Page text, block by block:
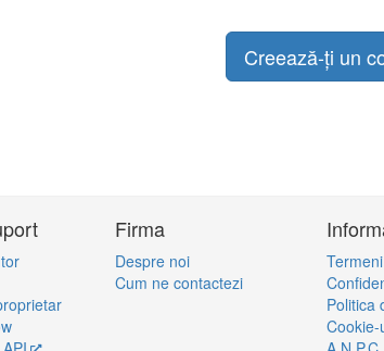
Creează-ți un
Firma
Despre noi
Cum ne contactezi
Politica
Cookie-